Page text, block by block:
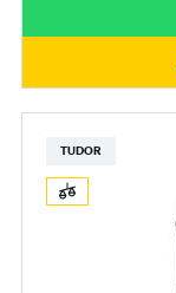
TUDOR